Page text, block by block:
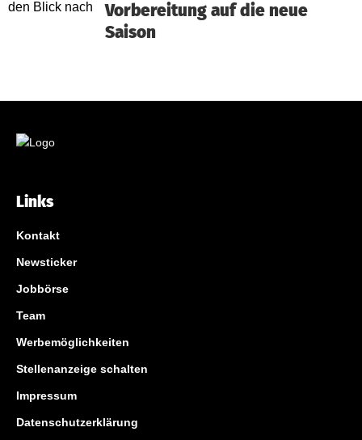
Vorbereitung auf die neue
Saison
Links
Kontakt
Newsticker
Jobbörse
Team
Werbemöglichkeiten
Stellenanzeige schalten
Impressum
Datenschutzerklärung